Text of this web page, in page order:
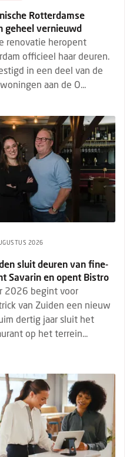
Rotterdamse
geheel vernieuwd
renovatie heropent
officieel haar deuren.
in een deel van de
aan de O...
2026
sluit deuren van fine-
Savarin en opent Bistro
2026 begint voor
van Zuiden een nieuw
dertig jaar sluit het
op het terrein...
het bepalen van de juiste...